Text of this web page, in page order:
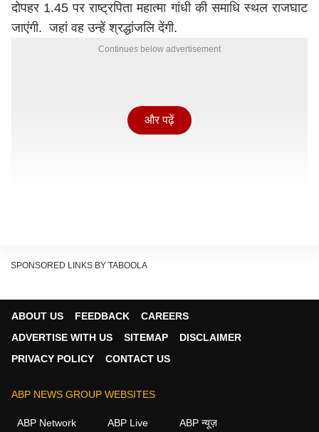
दोपहर 1.45 पर राष्ट्रपिता महात्मा गांधी की समाधि स्थल राजघाट
जाएंगी. जहां वह उन्हें श्रद्धांजलि देंगी.
Continues below advertisement
मोदीके साथ द्विपक्षीय वार्ता करेंगी. इन वार्ताओं में भारत-वेनेजुएला
निवेश, फार्मास्यूटिकल्स, स्वास्थ्य सेवा, परिवहन और नवीकरणीय
और पढ़ें
SPONSORED LINKS BY TABOOLA
ABOUT US FEEDBACK
CAREERS
ADVERTISE WITH US
SITEMAP
DISCLAIMER
PRIVACY POLICY
CONTACT US
ABP NEWS GROUP WEBSITES
ABP Network ABP Live ABP न्यूज़